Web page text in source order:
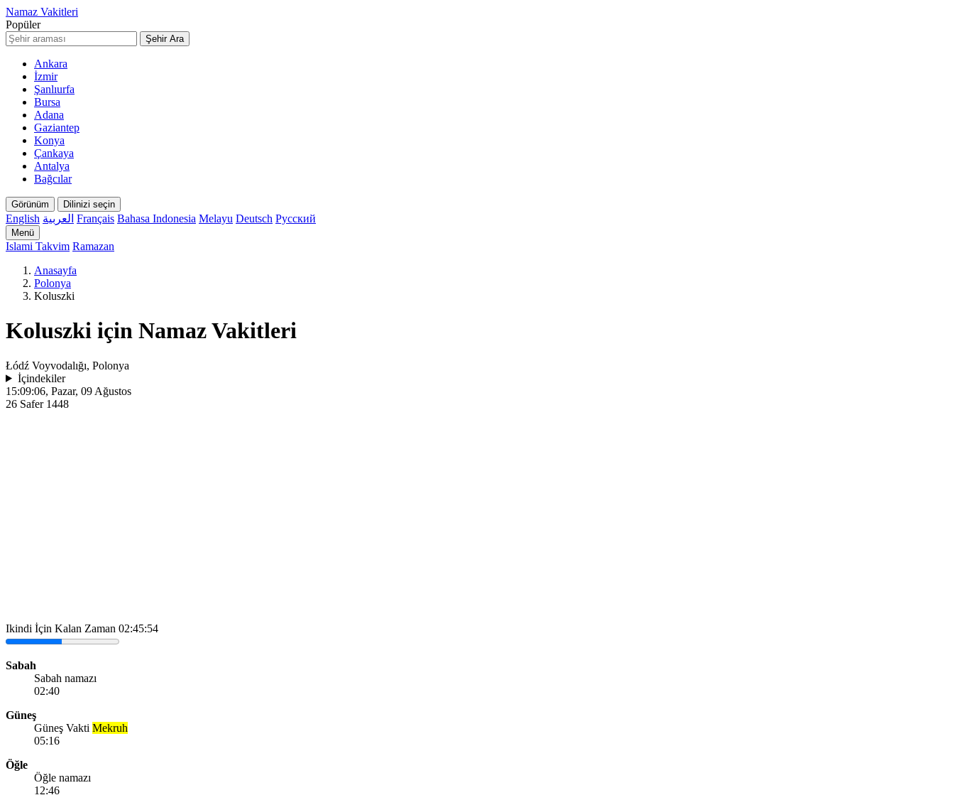
Namaz Vakitleri
Popüler
Şehir Ara
Ankara
İzmir
Şanlıurfa
Bursa
Adana
Gaziantep
Konya
Çankaya
Antalya
Bağcılar
Görünüm Dilinizi seçin
English العربية Français Bahasa Indonesia Melayu Deutsch Русский
Menü
Islami Takvim Ramazan
Anasayfa
Polonya
Koluszki
Koluszki için Namaz Vakitleri
Łódź Voyvodalığı, Polonya
İçindekiler
15:09:06, Pazar, 09 Ağustos
26 Safer 1448
Ikindi İçin Kalan Zaman 02:45:54
Sabah
Sabah namazı
02:40
Güneş
Güneş Vakti Mekruh
05:16
Öğle
Öğle namazı
12:46